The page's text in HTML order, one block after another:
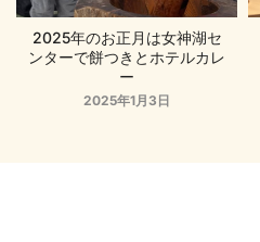
2025年のお正月は女神湖セ
ンターで餅つきとホテルカレ
ー
2025年1月3日